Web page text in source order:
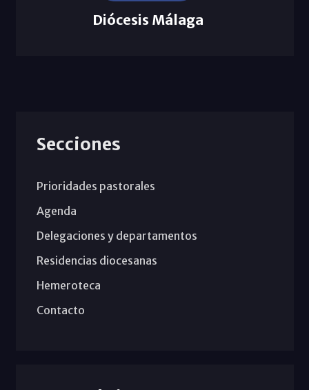
Diócesis Málaga
Secciones
Prioridades pastorales
Agenda
Delegaciones y departamentos
Residencias diocesanas
Hemeroteca
Contacto